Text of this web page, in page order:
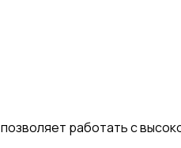
позволяет работать с